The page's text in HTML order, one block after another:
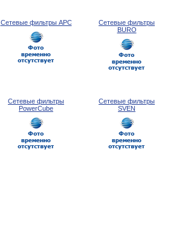
Сетевые фильтры APC
Сетевые фильтры
BURO
Сетевые фильтры
PowerCube
Сетевые фильтры
SVEN